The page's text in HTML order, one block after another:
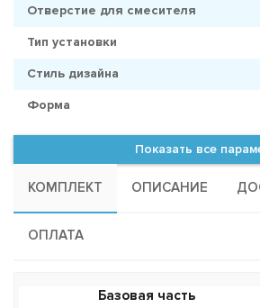
Отверстие для смесителя
Тип установки
Стиль дизайна
Форма
Показать все
КОМПЛЕКТ ОПИСАНИЕ
ОПЛАТА
Базовая часть